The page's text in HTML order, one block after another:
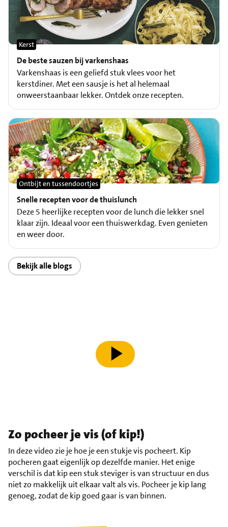
De beste sauzen bij varkenshaas
Kerst
Varkenshaas is een geliefd stuk vlees voor het
kerstdiner. Met een sausje is het al helemaal
onweerstaanbaar lekker. Ontdek onze recepten.
Snelle recepten voor de thuislunch
Ontbijt en tussendoortjes
Deze 5 heerlijke recepten voor de lunch die lekker snel
klaar zijn. Ideaal voor een thuiswerkdag. Even genieten
en weer door.
Bekijk alle blogs
speel video af
Zo pocheer je vis (of kip!)
In deze video zie je hoe je een stukje vis pocheert. Kip
pocheren gaat eigenlijk op dezelfde manier. Het enige
verschil is dat kip een stuk steviger is van structuur en dus
niet zo makkelijk uit elkaar valt als vis. Pocheer je kip lang
genoeg, zodat de kip goed gaar is van binnen.